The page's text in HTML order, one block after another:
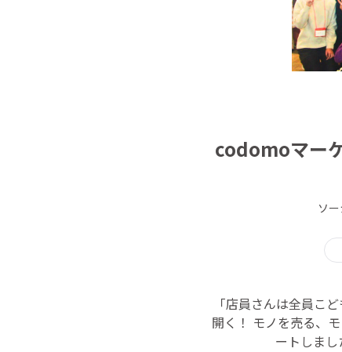
codomoマー
ソ
「店員さんは全員こ
開く！ モノを売る、
ートしま